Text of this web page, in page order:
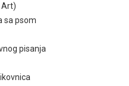
Art)
sa psom
pisanja